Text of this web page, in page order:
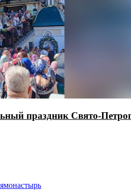
праздник Свято-
монастырь